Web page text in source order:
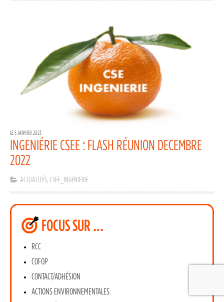
LE 5 JANVIER 2023
INGENIÉRIE CSEE : FLASH RÉUNION DECEMBRE
2022
ACTUALITÉS CSEE_INGENIERIE
FOCUS SUR …
RCC
COFOP
CONTACT/ADHÉSION
ACTIONS ENVIRONNEMENTALES